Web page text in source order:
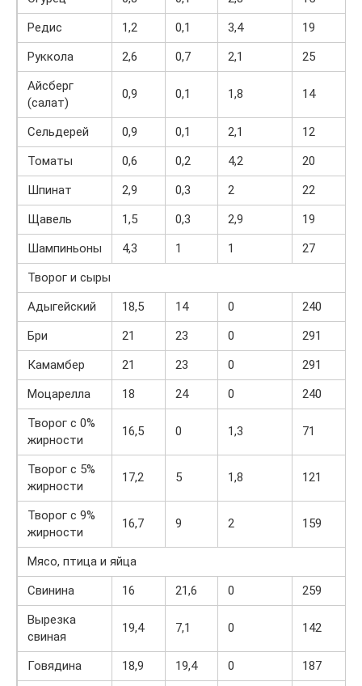
Редис
1,2 0,1 3,4
19
Руккола
2,6 0,7 2,1
25
Айсберг
(салат)
0,9 0,1 1,8 14
Сельдерей 0,9 0,1 2,1
12
Томаты
0,6 0,2 4,2
20
Шпинат
2,9 0,3 2
22
Щавель
1,5 0,3 2,9
19
Шампиньоны
4,3 1 1
27
Творог и сыры
Адыгейский
18,5 14 0
240
Бри
21 23 0
291
Камамбер
21 23 0
291
Моцарелла
18 24 0
240
Творог с 0%
жирности
16,5 0 1,3 71
Творог с 5%
жирности
17,2 5 1,8 121
Творог с 9%
жирности
16,7 9 2 159
Мясо, птица и яйца
Свинина
16 21,6 0
259
Вырезка
свиная
19,4 7,1 0 142
Говядина 18,9 19,4 0
187